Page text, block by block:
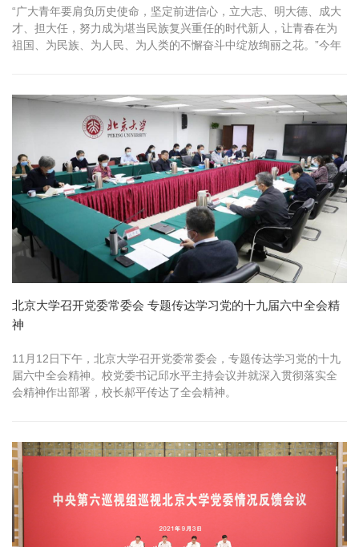
“广大青年要肩负历史使命，坚定前进信心，立大志、明大德、成大
才、担大任，努力成为堪当民族复兴重任的时代新人，让青春在为
祖国、为民族、为人民、为人类的不懈奋斗中绽放绚丽之花。”今年
记多次到高校考察调研，多次同青年学生座谈、给他们回信，倾听
他们心声，指引他们成长...
北京大学召开党委常委会 专题传达学习党的十九届六中全会精
神
11月12日下午，北京大学召开党委常委会，专题传达学习党的十九
届六中全会精神。校党委书记邱水平主持会议并就深入贯彻落实全
会精神作出部署，校长郝平传达了全会精神。